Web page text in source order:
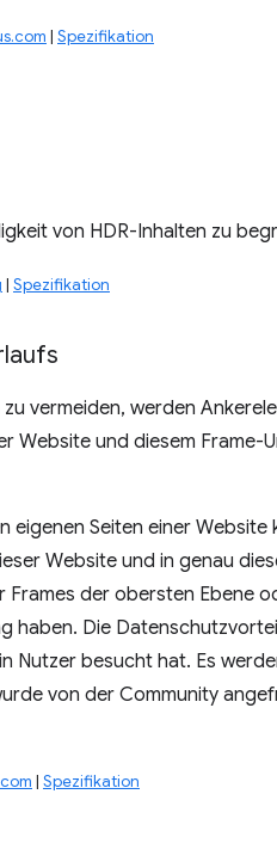
| Spezifikation
von HDR-Inhalten zu
| Spezifikation
vermeiden, werden
Website und diesem Frame-
eigenen Seiten einer Website
Website und in genau
der obersten Ebene
haben. Die
Nutzer besucht hat. Es
von der Community
| Spezifikation